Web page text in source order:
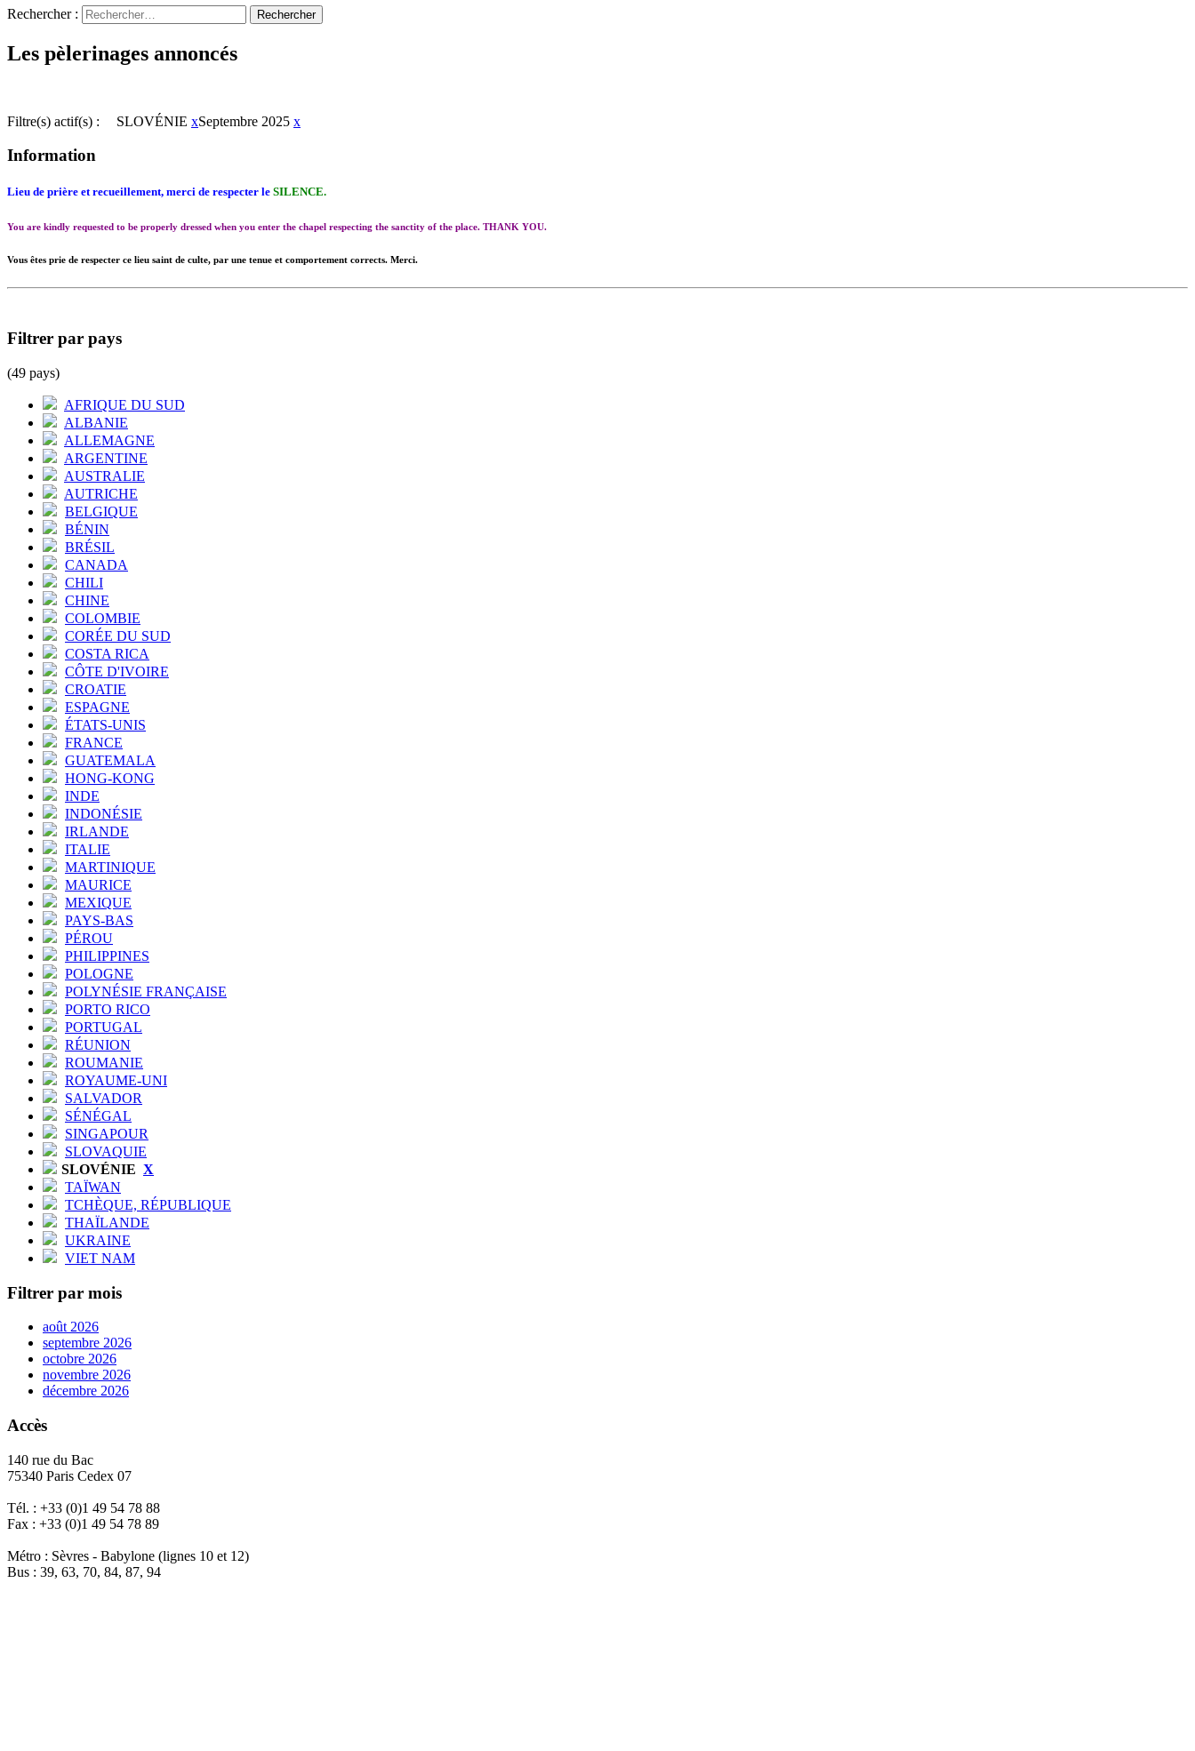
Rechercher :
Les pèlerinages annoncés
Filtre(s) actif(s) : SLOVÉNIE xSeptembre 2025 x
Information
Lieu de prière et recueillement, merci de respecter le SILENCE.
You are kindly requested to be properly dressed when you enter the chapel respecting the sanctity of the place. THANK YOU.
Vous êtes prie de respecter ce lieu saint de culte, par une tenue et comportement corrects. Merci.
Filtrer par pays
(49 pays)
AFRIQUE DU SUD
ALBANIE
ALLEMAGNE
ARGENTINE
AUSTRALIE
AUTRICHE
BELGIQUE
BÉNIN
BRÉSIL
CANADA
CHILI
CHINE
COLOMBIE
CORÉE DU SUD
COSTA RICA
CÔTE D'IVOIRE
CROATIE
ESPAGNE
ÉTATS-UNIS
FRANCE
GUATEMALA
HONG-KONG
INDE
INDONÉSIE
IRLANDE
ITALIE
MARTINIQUE
MAURICE
MEXIQUE
PAYS-BAS
PÉROU
PHILIPPINES
POLOGNE
POLYNÉSIE FRANÇAISE
PORTO RICO
PORTUGAL
RÉUNION
ROUMANIE
ROYAUME-UNI
SALVADOR
SÉNÉGAL
SINGAPOUR
SLOVAQUIE
SLOVÉNIE X
TAÏWAN
TCHÈQUE, RÉPUBLIQUE
THAÏLANDE
UKRAINE
VIET NAM
Filtrer par mois
août 2026
septembre 2026
octobre 2026
novembre 2026
décembre 2026
Accès
140 rue du Bac
75340 Paris Cedex 07
Tél. : +33 (0)1 49 54 78 88
Fax : +33 (0)1 49 54 78 89
Métro : Sèvres - Babylone (lignes 10 et 12)
Bus : 39, 63, 70, 84, 87, 94